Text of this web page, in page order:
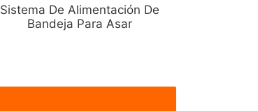
Sistema De Alimentación De
Bandeja Para Asar